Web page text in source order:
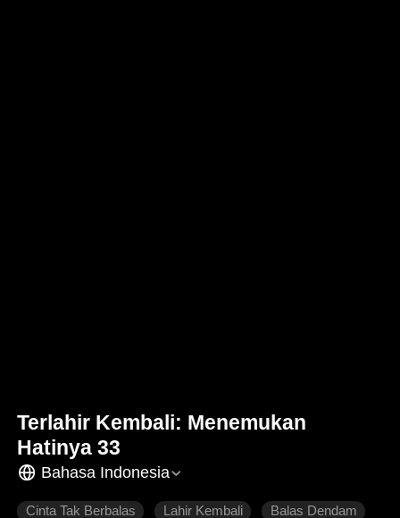
Terlahir Kembali: Menemukan
Hatinya 33
Bahasa Indonesia
Cinta Tak Berbalas Lahir Kembali Balas Dendam